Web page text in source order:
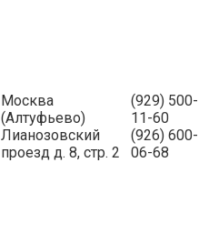
Москва
(Алтуфьево)
Лианозовский
проезд д. 8, стр. 2
(929) 500-
11-60
(926) 600-
06-68